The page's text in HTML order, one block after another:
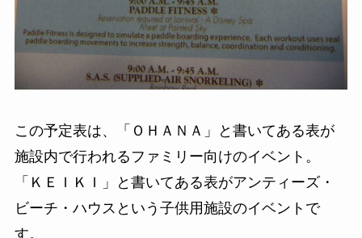
この予定表は、「ＯＨＡＮＡ」と書いてある表が
施設内で行われるファミリー向けのイベント。
「ＫＥＩＫＩ」と書いてある表がアンティーズ・
ビーチ・ハウスという子供用施設のイベントで
す。